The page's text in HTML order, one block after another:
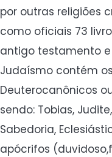
por outras religiões
como oficiais 73
antigo testamento
Judaísmo contém
Deuterocanônicos
sendo: Tobias,
Sabedoria,
apócrifos